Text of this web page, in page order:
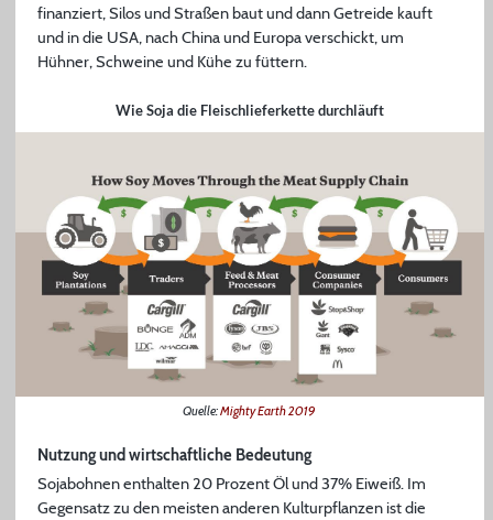
finanziert, Silos und Straßen baut und dann Getreide kauft
und in die USA, nach China und Europa verschickt, um
Hühner, Schweine und Kühe zu füttern.
Wie Soja die Fleischlieferkette durchläuft
Quelle:Mighty Earth 2019
Nutzung und wirtschaftliche Bedeutung
Sojabohnen enthalten 20 Prozent Öl und 37% Eiweiß. Im
Gegensatz zu den meisten anderen Kulturpflanzen ist die